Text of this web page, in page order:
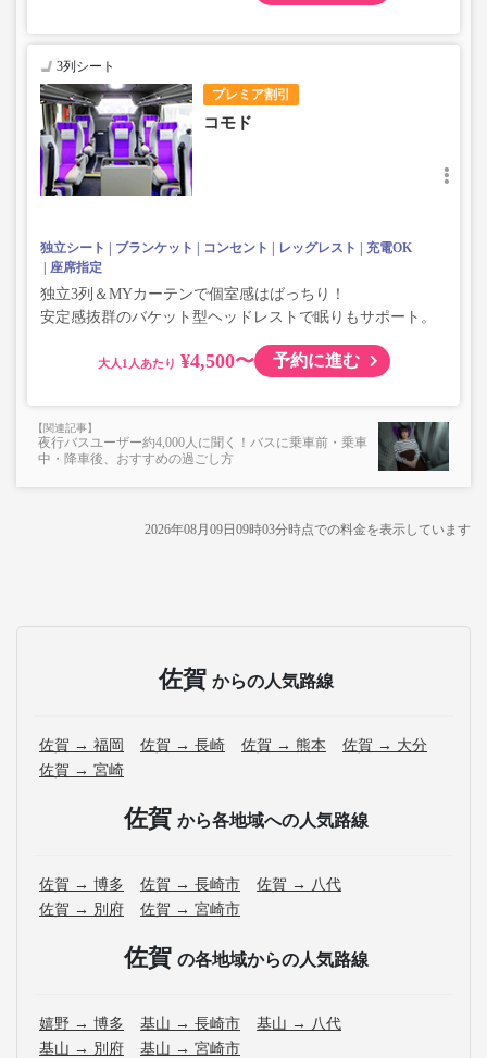
プレミア割引
3列シート
コモド
独立シート ブランケット コンセント レッグレスト
充電OK
座席指定
独立3列＆MYカーテンで個室感はばっちり！
安定感抜群のバケット型ヘッドレストで眠りもサポート。
大人 ¥4,500〜 予約に進む
夜行バスユーザー約4,000人に聞く！バスに乗車前・乗車
中・降車後、おすすめの過ごし方
2026年08月09日09時03分時点での料金を表示しています
佐賀 からの人気路線
佐賀 → 福岡 佐賀 → 長崎 佐賀 → 熊本
佐賀 → 大分
佐賀 → 宮崎
佐賀 から各地域への人気路線
佐賀 → 博多 佐賀 → 長崎市
佐賀 → 八代
佐賀 → 別府
佐賀 → 宮崎市
佐賀 の各地域からの人気路線
嬉野 → 博多 基山 → 長崎市
基山 → 八代
基山 → 別府
基山 → 宮崎市